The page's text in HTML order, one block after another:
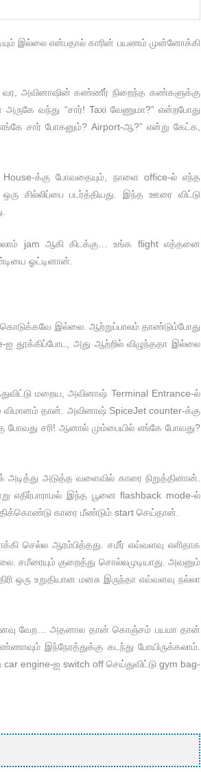
இல்லை என்பதால் காரின் பயணம் முன்னோக்கி
வர, அவினாஷின் கண்ணீர் நிறைந்த கண்களுக்கு
வந்து “சார்! Taxi வேணுமா?” என்றபோது
சார் போகனும்? Airport-ஆ?” என்று கேட்க,
House-க்கு போவதையும், நாளை office-ல் எந்த
சில்லிப்பை படர்த்தியது. இந்த ஊரை விட்டு
jam ஆகி கிடக்கு… உங்க flight எத்தனை
ஓட்டினான்.
இல்லை. ஆற்றுப்பாலம் தாண்டும்போது
தூக்கிப்போட, அது ஆற்றில் விழுந்ததா இல்லை
மறைய, அவினாஷ் Terminal Entrance-ல்
விமானம் தான். அவினாஷ் SpiceJet counter-க்கு
போவது சரி! ஆனால் மும்பையில் எங்கே போவது?
அடித்து அடுத்த வளைவில் காரை நிறுத்தினான்.
எதிர்பாராமல் இந்த பூனை flashback mode-ல்
காரை மீண்டும் start செய்தான்.
செல்ல ஆரம்பித்தது. சமீர் எவ்வளவு எளிதாக
சமீரையும் குறைத்து சொல்லமுடியாது. அவனும்
உறுதியான மனசு இருந்தா எவ்வளவு நல்லா
கனவு வேற… அதனால தான் கொஞ்சம் பயமா தான்
இந்நேரத்துக்கு கடந்து போயிருக்கலாம்.
engine-ஐ switch off செய்துவிட்டு gym bag-